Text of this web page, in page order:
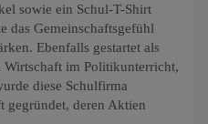
sowie ein Schul-T-Shirt
das Gemeinschaftsgefühl
Ebenfalls gestartet als
im Politikunterricht,
diese Schulfirma
gegründet, deren Aktien